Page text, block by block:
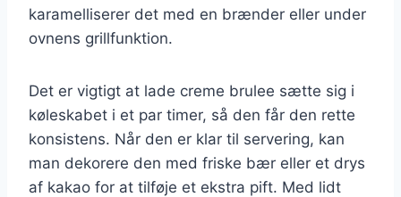
karamelliserer det med en brænder eller under
ovnens grillfunktion.
Det er vigtigt at lade creme brulee sætte sig i
køleskabet i et par timer, så den får den rette
konsistens. Når den er klar til servering, kan
man dekorere den med friske bær eller et drys
af kakao for at tilføje et ekstra pift. Med lidt